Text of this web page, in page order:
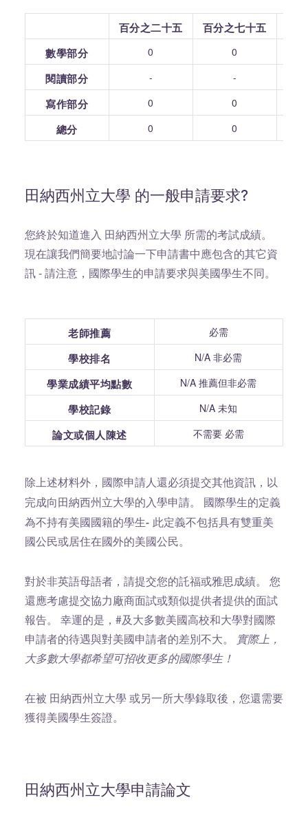
百分之二十五 百分之七十五
數學部分
0 0
閱讀部分 - -
寫作部分 0 0
總分 0 0
田納西州立大學 的一般申請要求?
您終於知道進入 田納西州立大學 所需的考試成績。
現在讓我們簡要地討論一下申請書中應包含的其它資
訊 - 請注意，國際學生的申請要求與美國學生不同。
老師推薦 必需
學校排名 N/A 非必需
學業成績平均點數 N/A 推薦但非必需
學校記錄 N/A 未知
論文或個人陳述 不需要 必需
除上述材料外，國際申請人還必須提交其他資訊，以
完成向田納西州立大學的入學申請。 國際學生的定義
為不持有美國國籍的學生- 此定義不包括具有雙重美
國公民或居住在國外的美國公民。
對於非英語母語者，請提交您的託福或雅思成績。 您
還應考慮提交協力廠商面試或類似提供者提供的面試
報告。 幸運的是，#及大多數美國高校和大學對國際
申請者的待遇與對美國申請者的差別不大。
實際上，
大多數大學都希望可招收更多的國際學生！
在被 田納西州立大學 或另一所大學錄取後，您還需要
獲得美國學生簽證。
田納西州立大學申請論文